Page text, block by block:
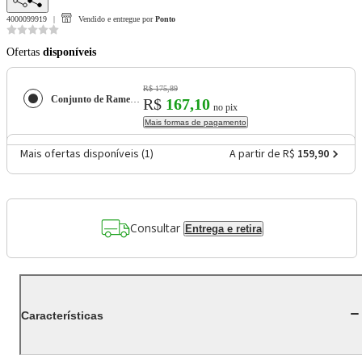
4000099919 Vendido e entregue por Ponto
Ofertas disponíveis
Conjunto de Ramequins Médios Porto Brasil Orgânico New White com 6 Peças 70ml – Branco
R$ 175,89
R$ 167,10 no pix
Mais formas de pagamento
Mais ofertas disponíveis (1) A partir de R$ 159,90
Consultar Entrega e retira
Características